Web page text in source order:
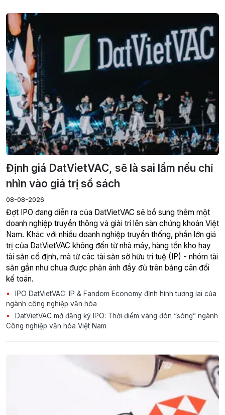
Định giá DatVietVAC, sẽ là sai lầm nếu chỉ
nhìn vào giá trị sổ sách
08-08-2026
Đợt IPO đang diễn ra của DatVietVAC sẽ bổ sung thêm một
doanh nghiệp truyền thông và giải trí lên sàn chứng khoán Việt
Nam. Khác với nhiều doanh nghiệp truyền thống, phần lớn giá
trị của DatVietVAC không đến từ nhà máy, hàng tồn kho hay
tài sản cố định, mà từ các tài sản sở hữu trí tuệ (IP) - nhóm tài
sản gần như chưa được phản ánh đầy đủ trên bảng cân đối
kế toán.
IPO DatVietVAC: IP & Fandom Economy định hình tương lai của
ngành công nghiệp văn hóa
DatVietVAC mở đăng ký IPO: Thời điểm vàng đón “sóng” ngành
Công nghiệp văn hóa Việt Nam